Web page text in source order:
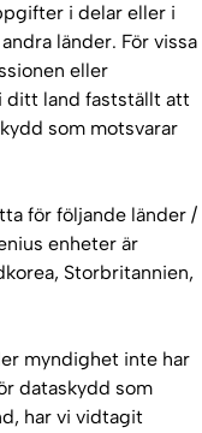
i delar eller i
länder. För vissa
eller
ditt land fastställt att
som motsvarar
för följande länder /
enheter är
Storbritannien,
myndighet inte har
dataskydd som
har vi vidtagit